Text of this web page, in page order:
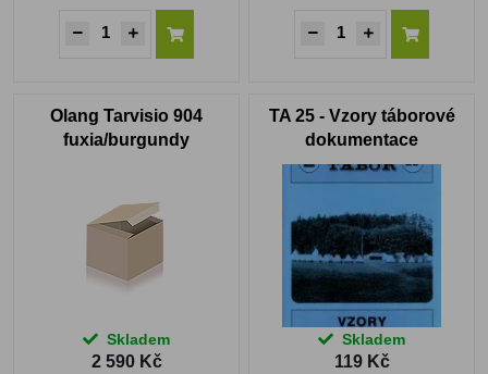
Olang Tarvisio 904
fuxia/burgundy
Skladem
2 590 Kč
TA 25 - Vzory táborové
dokumentace
Skladem
119 Kč